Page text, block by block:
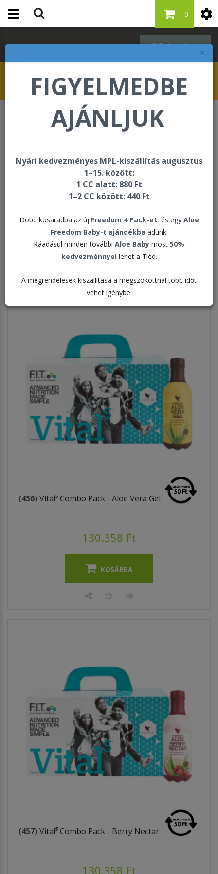
×
FIGYELMEDBE
AJÁNLJUK
Nyári kedvezményes MPL-kiszállítás augusztus
1–15. között:
1 CC alatt: 880 Ft
1–2 CC között: 440 Ft
Dobd kosaradba az új Freedom 4 Pack-et, és egy Aloe
Freedom Baby-t ajándékba adunk!
Ráadásul minden további Aloe Baby most 50%
kedvezménnyel lehet a Tiéd.
A megrendelések kiszállítása a megszokottnál több időt
vehet igénybe.
Bejelentkezés
0
Forever F.I.T. Vital⁵
A Vital 5 füzet itt megtekinthető, letölthető >>>
Rendezés:
Megjelenítve:
(456)Vital⁵ Combo Pack - Aloe Vera Gel
130.358 Ft
KOSÁRBA
(457)Vital⁵ Combo Pack - Berry Nectar
130.358 Ft